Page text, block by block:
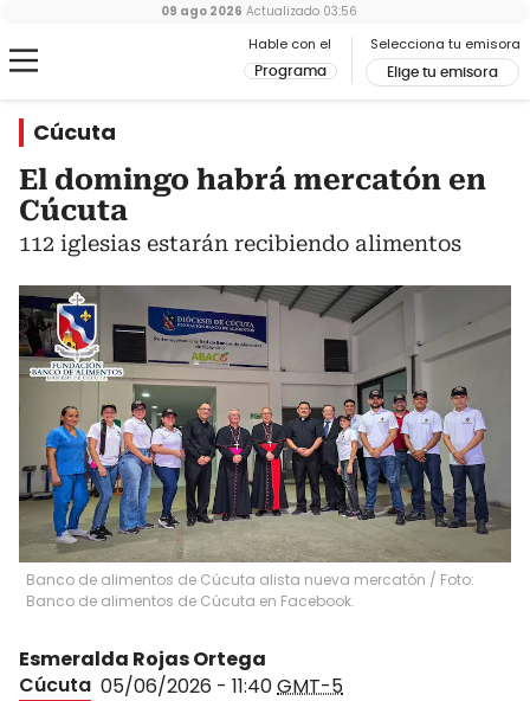
Hable con el
Programa
Selecciona tu emisora
Elige tu emisora
09 ago 2026 Actualizado 03:56
Cúcuta
El domingo habrá mercatón en
Cúcuta
112 iglesias estarán recibiendo alimentos
Banco de alimentos de Cúcuta alista nueva mercatón / Foto:
Banco de alimentos de Cúcuta en Facebook.
Esmeralda Rojas Ortega
Cúcuta 05/06/2026 - 11:40GMT-5